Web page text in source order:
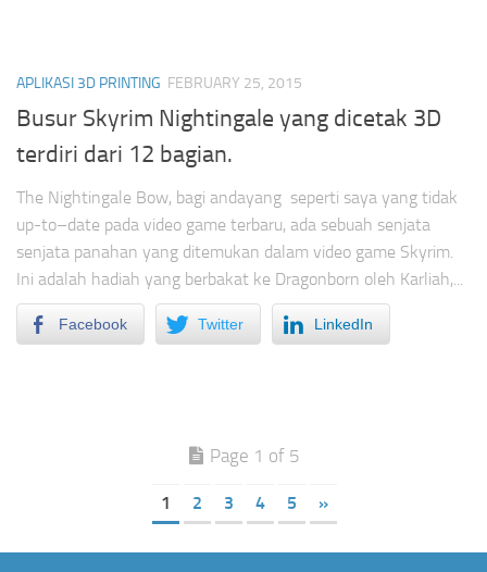
APLIKASI 3D PRINTING FEBRUARY 25, 2015
Busur Skyrim Nightingale yang dicetak 3D
terdiri dari 12 bagian.
The Nightingale Bow, bagi andayang seperti saya yang tidak
up-to–date pada video game terbaru, ada sebuah senjata
senjata panahan yang ditemukan dalam video game Skyrim.
Ini adalah hadiah yang berbakat ke Dragonborn oleh Karliah,...
Facebook Twitter LinkedIn
Page 1 of 5
1 2 3 4 5 »